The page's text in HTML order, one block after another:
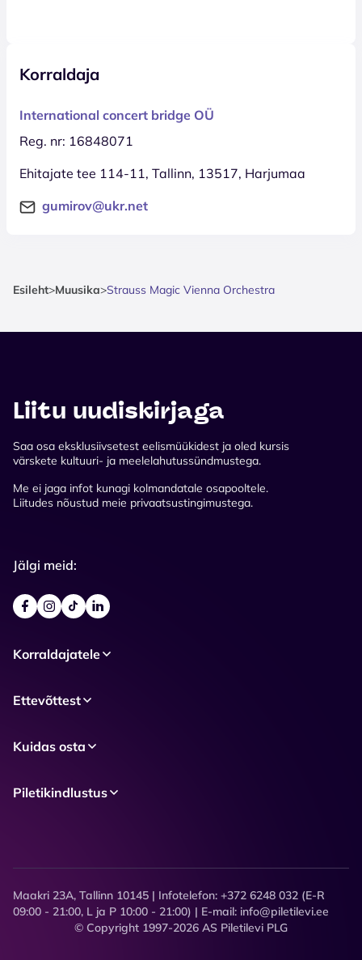
Korraldaja
International concert bridge OÜ
Reg. nr: 16848071
Ehitajate tee 114-11, Tallinn, 13517, Harjumaa
gumirov@ukr.net
Esileht>Muusika>Strauss Magic Vienna Orchestra
Liitu uudiskirjaga
Saa osa eksklusiivsetest eelismüükidest ja oled kursis
värskete kultuuri- ja meelelahutussündmustega.
Me ei jaga infot kunagi kolmandatale osapooltele.
Liitudes nõustud meie privaatsustingimustega.
Jälgi meid:
Korraldajatele
Ettevõttest
Kuidas osta
Piletikindlustus
Maakri 23A, Tallinn 10145 | Infotelefon: +372 6248 032 (E-R
09:00 - 21:00, L ja P 10:00 - 21:00) | E-mail: info@piletilevi.ee
© Copyright 1997-2026 AS Piletilevi PLG